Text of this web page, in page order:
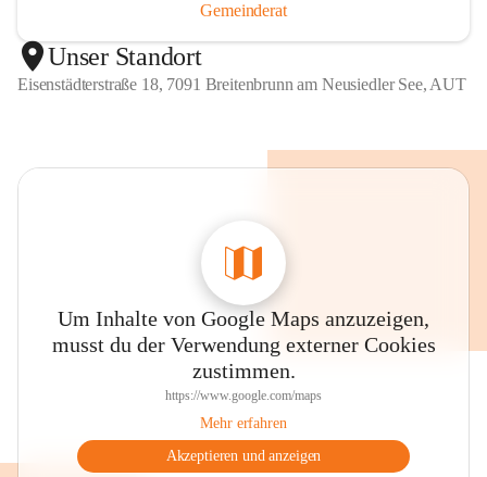
Gemeinderat
Unser Standort
Eisenstädterstraße 18, 7091 Breitenbrunn am Neusiedler See, AUT
Um Inhalte von Google Maps anzuzeigen,
musst du der Verwendung externer Cookies
zustimmen.
https://www.google.com/maps
Mehr erfahren
Akzeptieren und anzeigen